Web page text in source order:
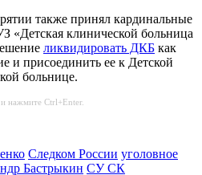
также принял кардинальные
«Детская клинической больница
ликвидировать ДКБ как
и присоединить ее к Детской
больнице.
нажмите Ctrl+Enter.
Следком России уголовное
Бастрыкин СУ СК